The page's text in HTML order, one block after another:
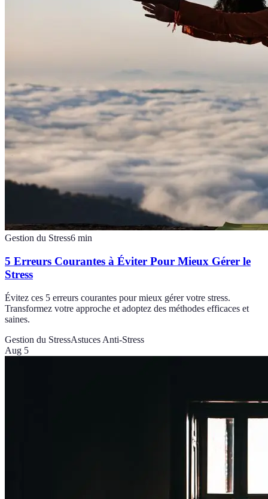
Gestion du Stress6 min
5 Erreurs Courantes à Éviter Pour Mieux Gérer le
Stress
Évitez ces 5 erreurs courantes pour mieux gérer votre stress.
Transformez votre approche et adoptez des méthodes efficaces et
saines.
Gestion du StressAstuces Anti-Stress
Aug 5